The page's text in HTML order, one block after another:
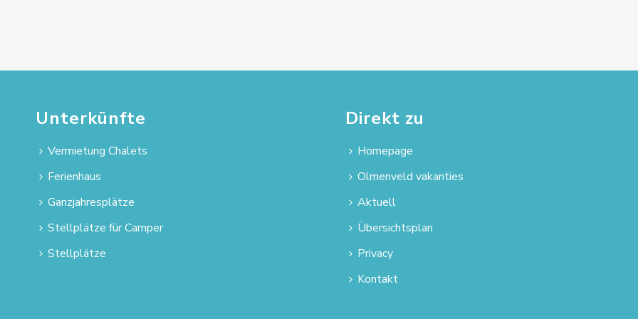
Unterkünfte
Vermietung Chalets
Ferienhaus
Ganzjahresplätze
Stellplätze für Camper
Stellplätze
Direkt zu
Homepage
Olmenveld vakanties
Aktuell
Übersichtsplan
Privacy
Kontakt